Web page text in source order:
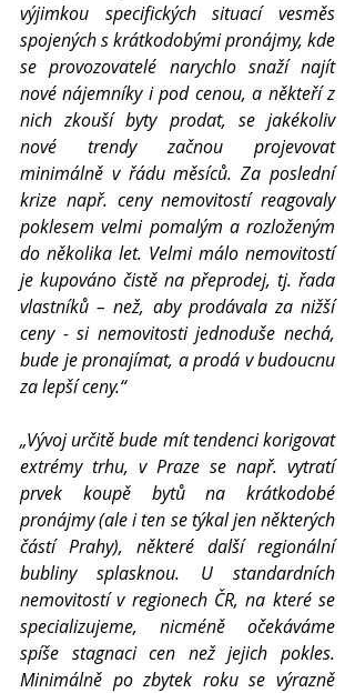
výjimkou specifických situací vesměs
spojených s krátkodobými pronájmy, kde
se provozovatelé narychlo snaží najít
nové nájemníky i pod cenou, a někteří z
nich zkouší byty prodat, se jakékoliv
nové trendy začnou projevovat
minimálně v řádu měsíců. Za poslední
krize např. ceny nemovitostí reagovaly
poklesem velmi pomalým a rozloženým
do několika let. Velmi málo nemovitostí
je kupováno čistě na přeprodej, tj. řada
vlastníků – než, aby prodávala za nižší
ceny - si nemovitosti jednoduše nechá,
bude je pronajímat, a prodá v budoucnu
za lepší ceny.“
„Vývoj určitě bude mít tendenci korigovat
extrémy trhu, v Praze se např. vytratí
prvek koupě bytů na krátkodobé
pronájmy (ale i ten se týkal jen některých
částí Prahy), některé další regionální
bubliny splasknou. U standardních
nemovitostí v regionech ČR, na které se
specializujeme, nicméně očekáváme
spíše stagnaci cen než jejich pokles.
Minimálně po zbytek roku se výrazně